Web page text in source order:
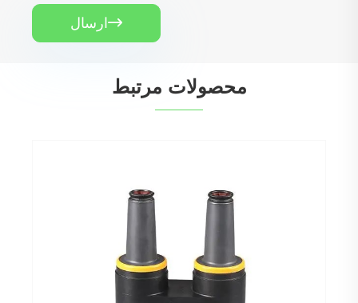
ارسال
محصولات مرتبط
15/24 KV 600A Load Break Junction
بیشتر ببینید >>